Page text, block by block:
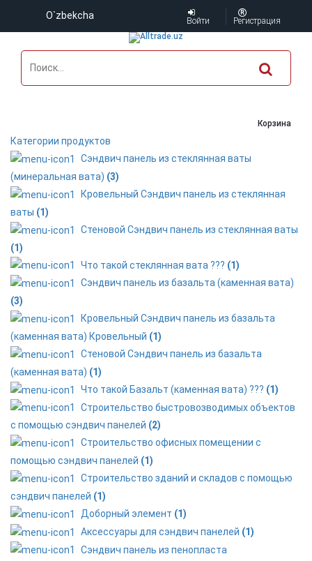
O`zbekcha
Войти Регистрация
Корзина
Категории продуктов
Сэндвич панель из стеклянная ваты
(минеральная вата) (3)
Кровельный Сэндвич панель из стеклянная
ваты (1)
Стеновой Сэндвич панель из стеклянная ваты
(1)
Что такой стеклянная вата ??? (1)
Сэндвич панель из базальта (каменная вата)
(3)
Кровельный Сэндвич панель из базальта
(каменная вата) Кровельный (1)
Стеновой Сэндвич панель из базальта
(каменная вата) (1)
Что такой Базальт (каменная вата) ??? (1)
Строительство быстровозводимых объектов
с помощью сэндвич панелей (2)
Строительство офисных помещении с
помощью сэндвич панелей (1)
Строительство зданий и складов с помощью
сэндвич панелей (1)
Доборный элемент (1)
Аксессуары для сэндвич панелей (1)
Сэндвич панель из пенопласта